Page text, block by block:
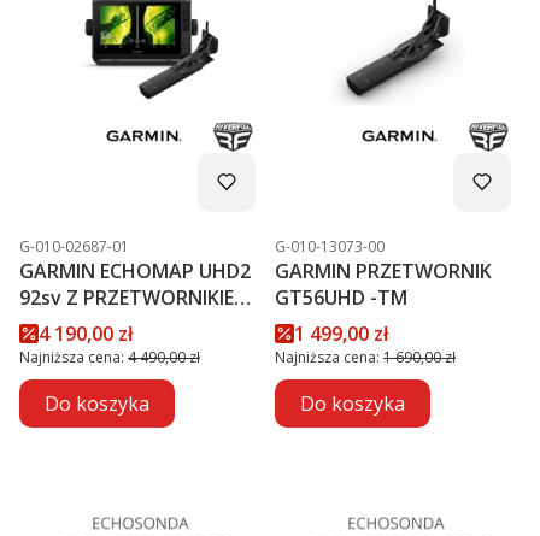
Kod produktu
G-010-02687-01
GARMIN ECHOMAP UHD2
92sv Z PRZETWORNIKIEM
GT56UHD-TM PROMOCJA
Cena promocyjna
4 190,00 zł
Najniższa cena: 4 490,00 zł
Do koszyka
Kod produktu
G-010-13073-00
GARMIN PRZETWORNIK
GT56UHD -TM
Cena promocyjna
1 499,00 zł
Najniższa cena: 1 690,00 zł
Do koszyka